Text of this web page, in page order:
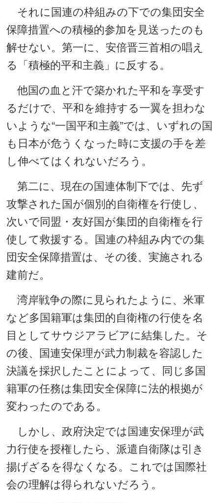
それに国連の枠組みの下での集団安全
保障措置への積極的参加を見送ったのも
解せない。第一に、安倍晋三首相の唱え
る「積極的平和主義」に反する。
他国の血と汗で築かれた平和を享受す
るだけで、平和を維持する一翼を担わな
いような“一国平和主義”では、いずれの国
も日本が危うくなった時に支援の手を差
し伸べてはくれないだろう。
第二に、現在の国連体制下では、先ず
攻撃された国が個別的自衛権を行使し、
次いで同盟・友好国が集団的自衛権を行
使して救援する。国連の枠組み内での集
団安全保障措置は、その後、実施される
建前だ。
湾岸戦争の際に見られたように、米軍
など多国籍軍は集団的自衛権の行使を名
目としてサウジアラビアに結集した。そ
の後、国連安保理が武力制裁を容認した
決議を採択したことによって、同じ多国
籍軍の任務は集団安全保障に法的根拠が
変わったのである。
しかし、政府決定では国連安保理が武
力行使を授権したら、派遣自衛隊は引き
揚げざるを得なくなる。これでは国際社
会の理解は得られないだろう。